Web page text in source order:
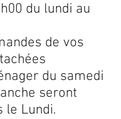
du lundi au
de vos
du samedi
seront
le Lundi.